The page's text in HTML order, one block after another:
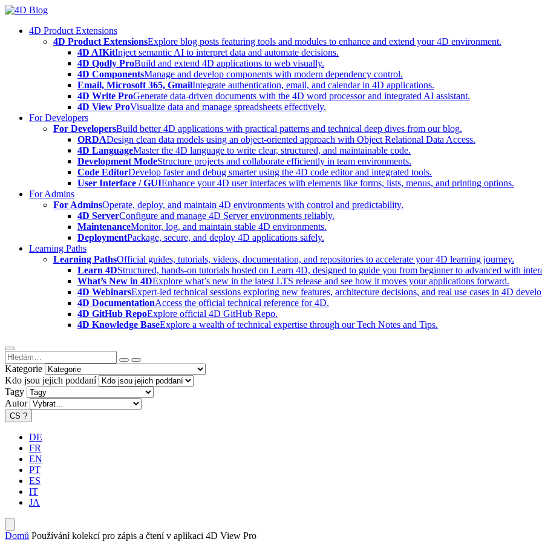
Skip
content4D Product Extensions
4D Product ExtensionsExplore blog posts featuring tools and modules to enhance and extend your 4D environment.
4D AIKitInject semantic AI to interpret data and automate decisions.
4D Qodly ProBuild and extend 4D applications to web visually.
4D ComponentsManage and develop components with modern dependency control.
Email, Microsoft 365, GmailIntegrate authentication, email, and calendar in 4D applications.
4D Write ProGenerate data-driven documents with the 4D word processor and integrated AI assistant.
4D View ProVisualize data and manage spreadsheets effectively.
For Developers
For DevelopersBuild better 4D applications with practical patterns and technical deep dives from our blog.
ORDADesign clean data models using an object-oriented approach with Object Relational Data Access.
4D LanguageMaster the 4D language to write clear, structured, and maintainable code.
Development ModeStructure projects and collaborate efficiently in team environments.
Code EditorDevelop faster and debug smarter using the 4D code editor and integrated tools.
User Interface / GUIEnhance your 4D user interfaces with elements like forms, lists, menus, and printing options.
For Admins
For AdminsOperate, deploy, and maintain 4D environments with control and predictability.
4D ServerConfigure and manage 4D Server environments reliably.
MaintenanceMonitor, log, and maintain stable 4D environments.
DeploymentPackage, secure, and deploy 4D applications safely.
Learning Paths
Learning PathsOfficial guides, tutorials, videos, documentation, and repositories to accelerate your 4D learning journey.
Learn 4DStructured, hands-on tutorials hosted on Learn 4D, designed to guide you from beginner to advanced with
What’s New in 4DExplore what’s new in the latest LTS release and see how it moves your applications forward.
4D WebinarsExpert-led technical sessions exploring new features, architecture decisions, and real use cases in 4D
4D DocumentationAccess the official technical reference for 4D.
4D GitHub RepoExplore official 4D GitHub Repo.
4D Knowledge BaseExplore a wealth of technical expertise through our Tech Notes and Tips.
Kategorie
Kdo jsou jejich poddaní
Tagy
Autor
CS ?
DE
FR
EN
PT
ES
IT
JA
Domů Používání kolekcí pro zápis a čtení v aplikaci 4D View Pro